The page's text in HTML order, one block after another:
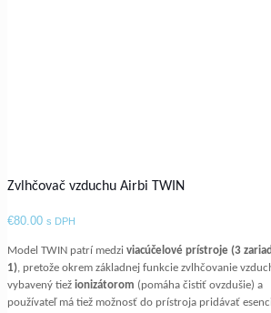
Zvlhčovač vzduchu Airbi TWIN
€80.00 s DPH
Model TWIN patrí medzi viacúčelové prístroje (3
1), pretože okrem základnej funkcie zvlhčovanie
vybavený tiež ionizátorom (pomáha čistiť ovzdušie) a
používateľ má tiež možnosť do prístroja pridávať